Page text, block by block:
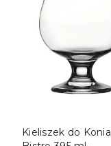
Kieliszek do
DO